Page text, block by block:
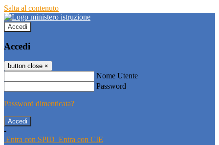
Salta al contenuto
Accedi
Accedi
button close ×
Nome Utente
Password
Password dimenticata?
-
Entra con SPID Entra con CIE